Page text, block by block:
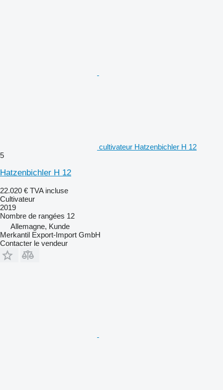
cultivateur Hatzenbichler H 12
5
Hatzenbichler H 12
22.020 € TVA incluse
Cultivateur
2019
Nombre de rangées 12
Allemagne, Kunde
Merkantil Export-Import GmbH
Contacter le vendeur